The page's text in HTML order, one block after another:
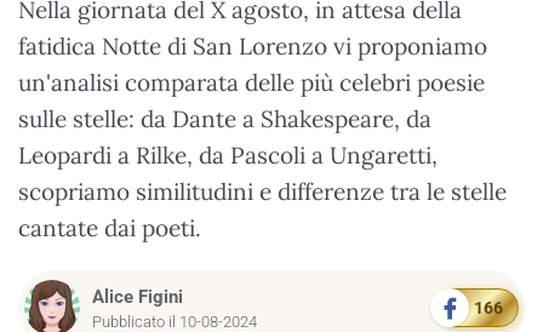
Nella giornata del X agosto, in attesa della
fatidica Notte di San Lorenzo vi proponiamo
un'analisi comparata delle più celebri poesie
sulle stelle: da Dante a Shakespeare, da
Leopardi a Rilke, da Pascoli a Ungaretti,
scopriamo similitudini e differenze tra le stelle
cantate dai poeti.
Alice Figini
Pubblicato il 10-08-2024
166